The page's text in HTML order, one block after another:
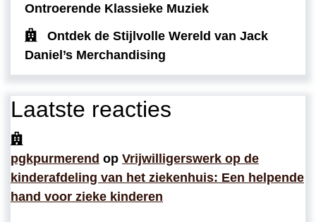
Ontroerende Klassieke Muziek
Ontdek de Stijlvolle Wereld van Jack
Daniel’s Merchandising
Laatste reacties
pgkpurmerend op Vrijwilligerswerk op de
kinderafdeling van het ziekenhuis: Een helpende
hand voor zieke kinderen